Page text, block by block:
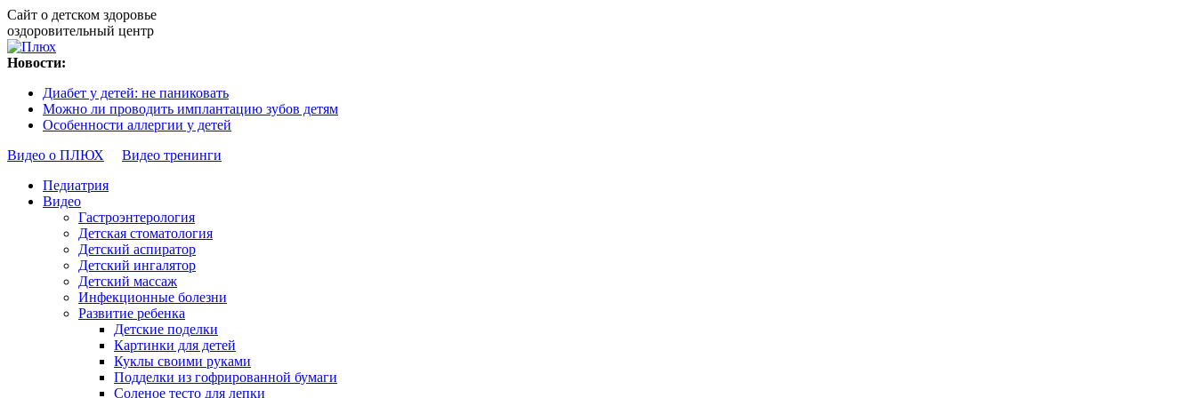
Сайт о детском здоровье
оздоровительный центр
Новости:
Диабет у детей: не паниковать
Можно ли проводить имплантацию зубов детям
Особенности аллергии у детей
Видео о ПЛЮХ
Видео тренинги
Педиатрия
Видео
Гастроэнтерология
Детская стоматология
Детский аспиратор
Детский ингалятор
Детский массаж
Инфекционные болезни
Развитие ребенка
Детские поделки
Картинки для детей
Куклы своими руками
Подделки из гофрированной бумаги
Соленое тесто для лепки